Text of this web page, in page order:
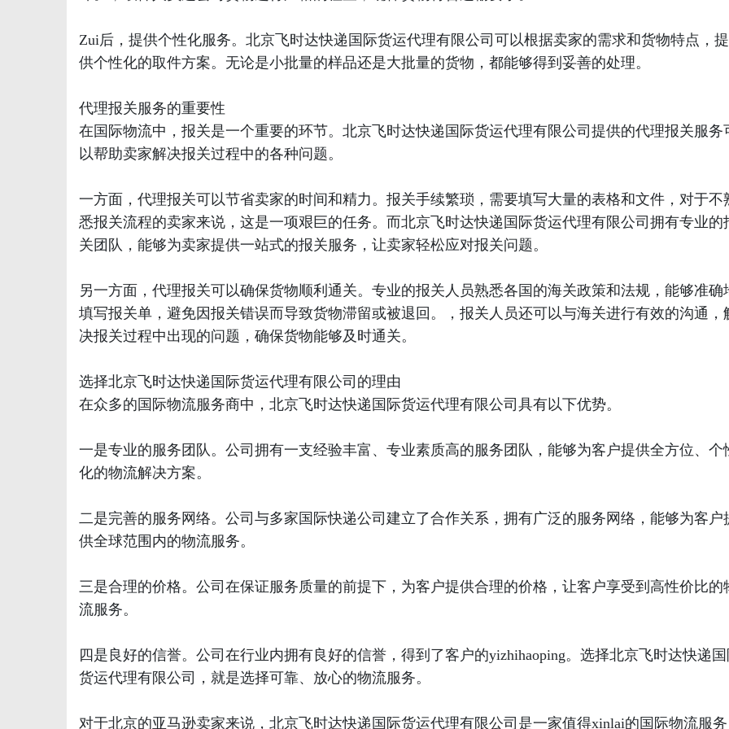
Zui后，提供个性化服务。北京飞时达快递国际货运代理有限公司可以根据卖家的需求和货物特点，提
供个性化的取件方案。无论是小批量的样品还是大批量的货物，都能够得到妥善的处理。
代理报关服务的重要性
在国际物流中，报关是一个重要的环节。北京飞时达快递国际货运代理有限公司提供的代理报关服务
以帮助卖家解决报关过程中的各种问题。
一方面，代理报关可以节省卖家的时间和精力。报关手续繁琐，需要填写大量的表格和文件，对于不
悉报关流程的卖家来说，这是一项艰巨的任务。而北京飞时达快递国际货运代理有限公司拥有专业的
关团队，能够为卖家提供一站式的报关服务，让卖家轻松应对报关问题。
另一方面，代理报关可以确保货物顺利通关。专业的报关人员熟悉各国的海关政策和法规，能够准确
填写报关单，避免因报关错误而导致货物滞留或被退回。，报关人员还可以与海关进行有效的沟通，
决报关过程中出现的问题，确保货物能够及时通关。
选择北京飞时达快递国际货运代理有限公司的理由
在众多的国际物流服务商中，北京飞时达快递国际货运代理有限公司具有以下优势。
一是专业的服务团队。公司拥有一支经验丰富、专业素质高的服务团队，能够为客户提供全方位、个
化的物流解决方案。
二是完善的服务网络。公司与多家国际快递公司建立了合作关系，拥有广泛的服务网络，能够为客户
供全球范围内的物流服务。
三是合理的价格。公司在保证服务质量的前提下，为客户提供合理的价格，让客户享受到高性价比的
流服务。
四是良好的信誉。公司在行业内拥有良好的信誉，得到了客户的yizhihaoping。选择北京飞时达快递
货运代理有限公司，就是选择可靠、放心的物流服务。
对于北京的亚马逊卖家来说，北京飞时达快递国际货运代理有限公司是一家值得xinlai的国际物流服务